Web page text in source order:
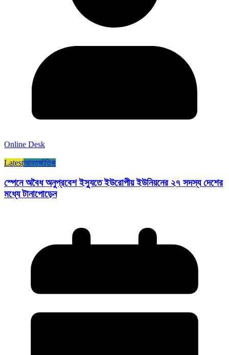
Online Desk
Latestআন্তর্জাতিক
স্পেনে অবৈধ অনুপ্রবেশ ইস্যুতে ইউরোপীয় ইউনিয়নের ২৭ সদস্য দেশের
মধ্যে টানাপোড়েন